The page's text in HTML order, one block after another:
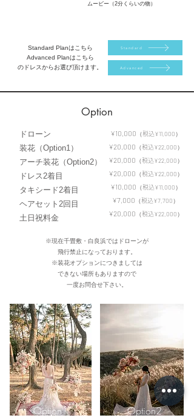
Option
​¥10,000 （税込 ¥11,000）
​¥20,000 （税込 ¥22,000）
​¥20,000 （税込 ¥22,000）
​¥20,000 （税込 ¥22,000）
​¥10,000 （税込 ¥11,000）
​¥7,000 （税込 ¥7,700）
¥20,000 （税込 ¥22,000）
​ドローン
装花（Option1）
アーチ装花（Option2）
ドレス2着目
タキシード2着目
ヘアセット2回目
​土日祝料金
※現在千畳敷・白良浜ではドローンが
​飛行禁止になっております。
※装花オプションにつきましては
できない場所もありますので
一度お問合せ下さい。
ムービー（2分くらいの物）
Standard Planはこちら
Advanced Planはこちら
のドレスからお選び頂けます。
Standard
Advanced
Option1 Option2